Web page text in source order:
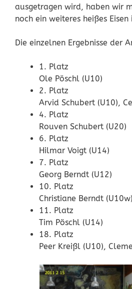
ausgetragen wird, haben wir
noch ein weiteres heißes Eisen
Die einzelnen Ergebnisse der
1. Platz
Ole Pöschl (U10)
2. Platz
Arvid Schubert (U10),
4. Platz
Rouven Schubert (U20)
6. Platz
Hilmar Voigt (U14)
7. Platz
Georg Berndt (U12)
10. Platz
Christiane Berndt (U10w)
11. Platz
Tim Pöschl (U14)
18. Platz
Peer Kreißl (U10),